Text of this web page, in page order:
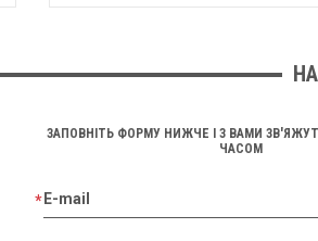
ЗАПОВНІТЬ ФОРМУ НИЖЧЕ І З ВАМИ
ЧАСОМ
E-mail